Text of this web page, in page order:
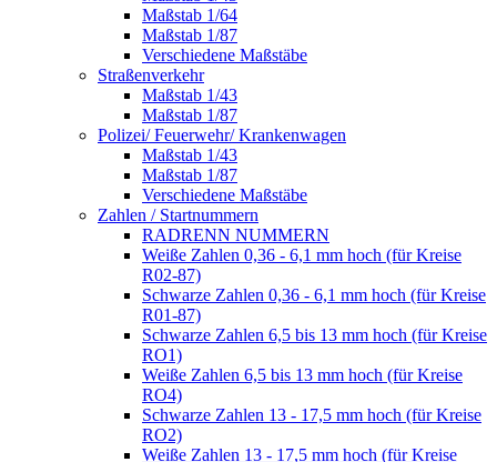
Maßstab 1/64
Maßstab 1/87
Verschiedene Maßstäbe
Straßenverkehr
Maßstab 1/43
Maßstab 1/87
Polizei/ Feuerwehr/ Krankenwagen
Maßstab 1/43
Maßstab 1/87
Verschiedene Maßstäbe
Zahlen / Startnummern
RADRENN NUMMERN
Weiße Zahlen 0,36 - 6,1 mm hoch (für Kreise
R02-87)
Schwarze Zahlen 0,36 - 6,1 mm hoch (für Kreise
R01-87)
Schwarze Zahlen 6,5 bis 13 mm hoch (für Kreise
RO1)
Weiße Zahlen 6,5 bis 13 mm hoch (für Kreise
RO4)
Schwarze Zahlen 13 - 17,5 mm hoch (für Kreise
RO2)
Weiße Zahlen 13 - 17,5 mm hoch (für Kreise